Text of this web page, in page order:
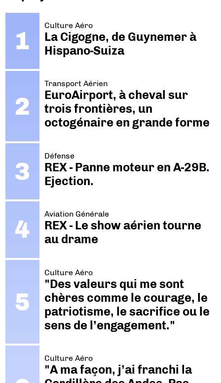
Culture Aéro
La Cigogne, de Guynemer à
Hispano-Suiza
Transport Aérien
EuroAirport, à cheval sur
trois frontières, un
octogénaire en grande forme
Défense
REX - Panne moteur en A-29B.
Ejection.
Aviation Générale
REX - Le show aérien tourne
au drame
Culture Aéro
"Des valeurs qui me sont
chères comme le courage, le
patriotisme, le sacrifice ou le
sens de l’engagement."
Culture Aéro
"A ma façon, j’ai franchi la